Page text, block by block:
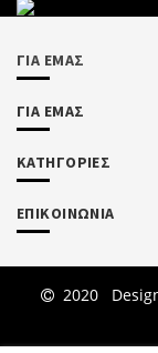
ΓΙΑ ΕΜΑΣ
ΓΙΑ ΕΜΑΣ
ΚΑΤΗΓΟΡΙΕΣ
ΕΠΙΚΟΙΝΩΝΙΑ
2020